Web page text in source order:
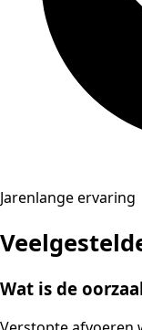
Jarenlange ervaring
Wat is de